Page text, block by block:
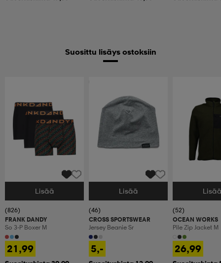
Suosittu lisäys ostoksiin
Valitse Koko
Lisää
(826)
FRANK DANDY
So 3-P Boxer M
21,99
Valitse Koko
Lisää
(46)
CROSS SPORTSWEAR
Jersey Beanie Sr
5,-
Valitse Koko
(52)
OCEAN WORKS
Pile Zip Jacket M
26,99